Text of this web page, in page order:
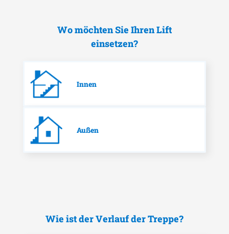
Wo möchten Sie Ihren Lift
einsetzen?
Innen
Außen
Wie ist der Verlauf der Treppe?